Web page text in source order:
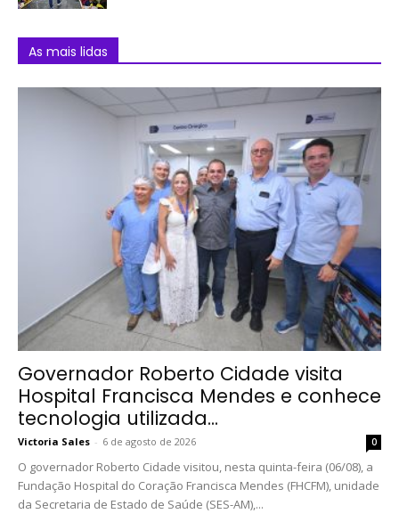
As mais lidas
Governador Roberto Cidade visita
Hospital Francisca Mendes e conhece
tecnologia utilizada...
Victoria Sales - 6 de agosto de 2026 0
O governador Roberto Cidade visitou, nesta quinta-feira (06/08), a
Fundação Hospital do Coração Francisca Mendes (FHCFM), unidade
da Secretaria de Estado de Saúde (SES-AM),...